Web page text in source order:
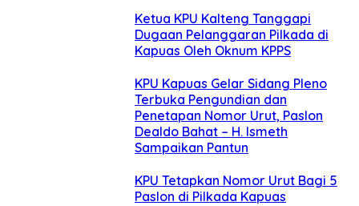
Ketua KPU Kalteng Tanggapi
Dugaan Pelanggaran Pilkada di
Kapuas Oleh Oknum KPPS
KPU Kapuas Gelar Sidang Pleno
Terbuka Pengundian dan
Penetapan Nomor Urut, Paslon
Dealdo Bahat – H. Ismeth
Sampaikan Pantun
KPU Tetapkan Nomor Urut Bagi 5
Paslon di Pilkada Kapuas